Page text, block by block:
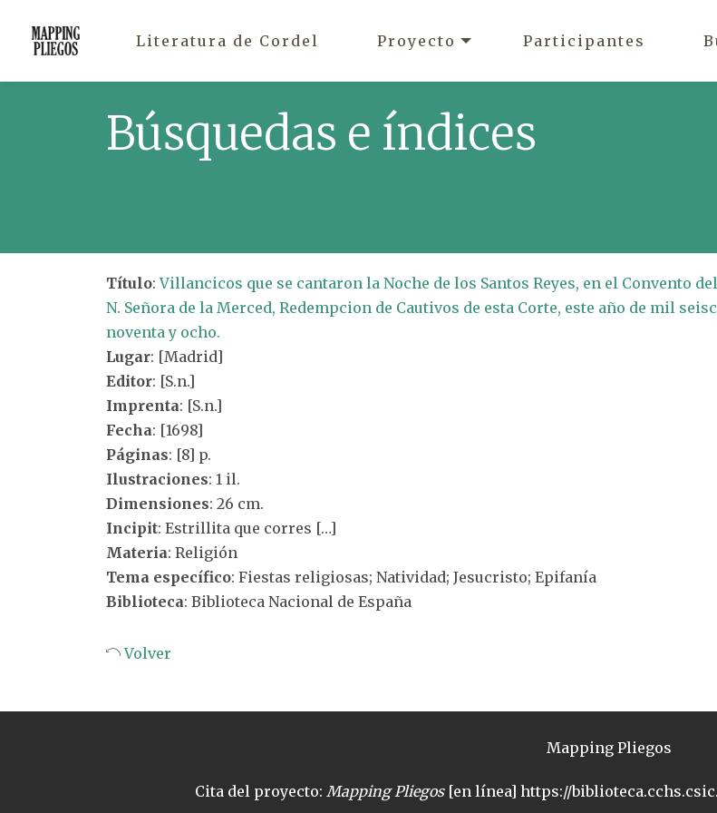
Literatura de Cordel Proyecto Participantes
Búsquedas e índices
Título:Villancicos que se cantaron la Noche de los Santos Reyes, en el Convento
N. Señora de la Merced, Redempcion de Cautivos de esta Corte, este año de mil
noventa y ocho.
Lugar: [Madrid]
Editor: [S.n.]
Imprenta: [S.n.]
Fecha: [1698]
Páginas: [8] p.
Ilustraciones: 1 il.
Dimensiones: 26 cm.
Incipit: Estrillita que corres […]
Materia: Religión
Tema específico: Fiestas religiosas; Natividad; Jesucristo; Epifanía
Biblioteca: Biblioteca Nacional de España
Volver
Mapping Pliegos
Cita del proyecto: Mapping Pliegos[en línea] https://